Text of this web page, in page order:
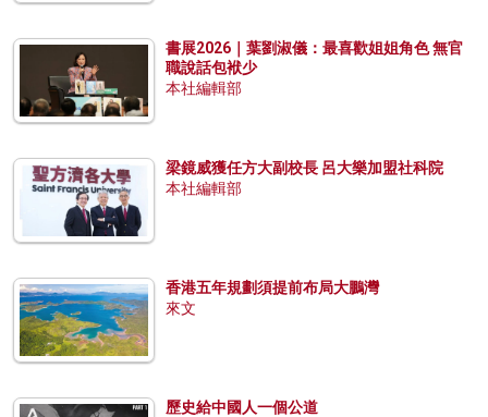
書展2026｜葉劉淑儀：最喜歡姐姐角色 無官
職說話包袱少
本社編輯部
梁鏡威獲任方大副校長 呂大樂加盟社科院
本社編輯部
香港五年規劃須提前布局大鵬灣
來文
歷史給中國人一個公道